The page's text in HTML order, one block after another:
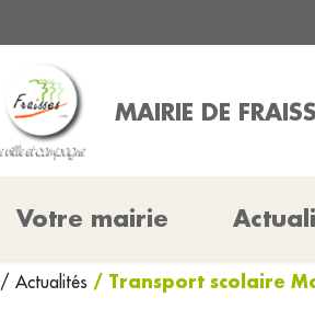
MAIRIE DE
Votre mairie
/ Actualités / Transport scolaire